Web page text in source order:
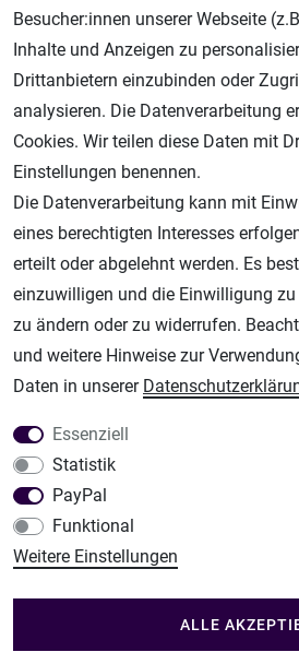
AGB Widerrufsrecht
Unsere weiteren Shops:
Airbrush-City
Fachhandel für: Airbrushpistolen,
Modellbau-City
Modellbau Shop
Plotter-City
Schneideplotter, Transferpressen,
Im Shop Kaufen
Küchen Zubehör - Haus/Garten - Tierbedarf
Besucher:innen unserer Webseite
Inhalte und Anzeigen zu
Drittanbietern einzubinden oder
analysieren. Die Datenverarbeitung
Cookies. Wir teilen diese Daten mit
Einstellungen benennen.
Die Datenverarbeitung kann mit
eines berechtigten Interesses
erteilt oder abgelehnt werden. Es
einzuwilligen und die Einwilligung
zu ändern oder zu widerrufen.
und weitere Hinweise zur
Daten in unserer
Essenziell
Statistik
PayPal
Funktional
Weitere Einstellungen
ALLE